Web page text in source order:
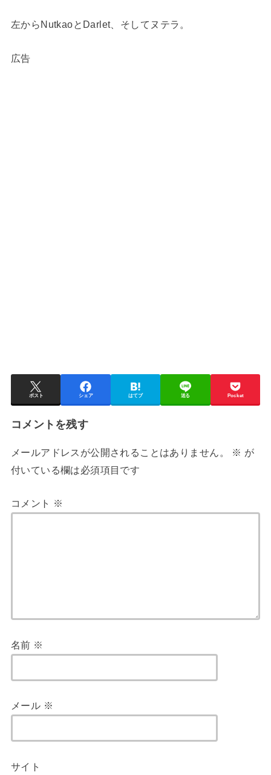
左からNutkaoとDarlet、そしてヌテラ。
広告
ポスト シェア はてブ 送る Pocket
コメントを残す
メールアドレスが公開されることはありません。 ※ が
付いている欄は必須項目です
コメント ※
名前 ※
メール ※
サイト